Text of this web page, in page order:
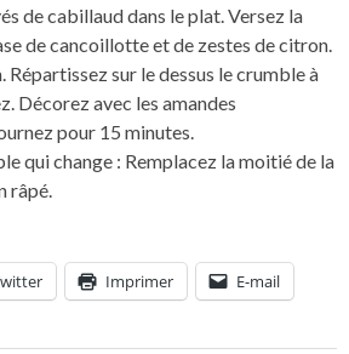
de cabillaud dans le plat. Versez la
de cancoillotte et de zestes de citron.
Répartissez sur le dessus le crumble à
Décorez avec les amandes
pour 15 minutes.
qui change : Remplacez la moitié de la
râpé.
Imprimer E-mail